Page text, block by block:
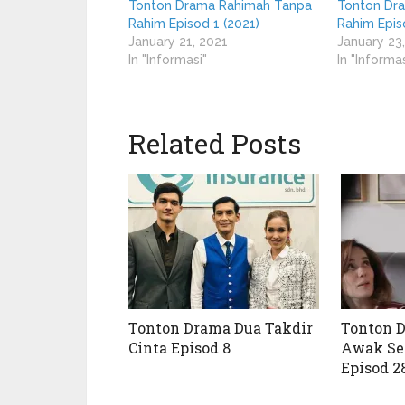
Tonton Drama Rahimah Tanpa
Rahim Episod 1 (2021)
January 21, 2021
In "Informasi"
Tonton
Rahim
January
In
Related Posts
Tonton Drama Dua Takdir
Cinta Episod 8
Tonton
Awak
Episod